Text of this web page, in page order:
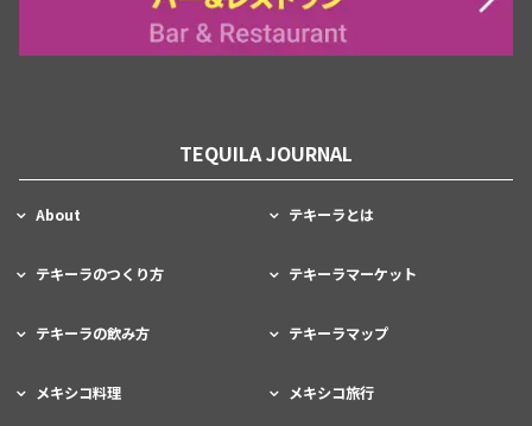
TEQUILA JOURNAL
About テキーラとは
テキーラのつくり方 テキーラマーケット
テキーラの飲み方 テキーラマップ
メキシコ料理 メキシコ旅行